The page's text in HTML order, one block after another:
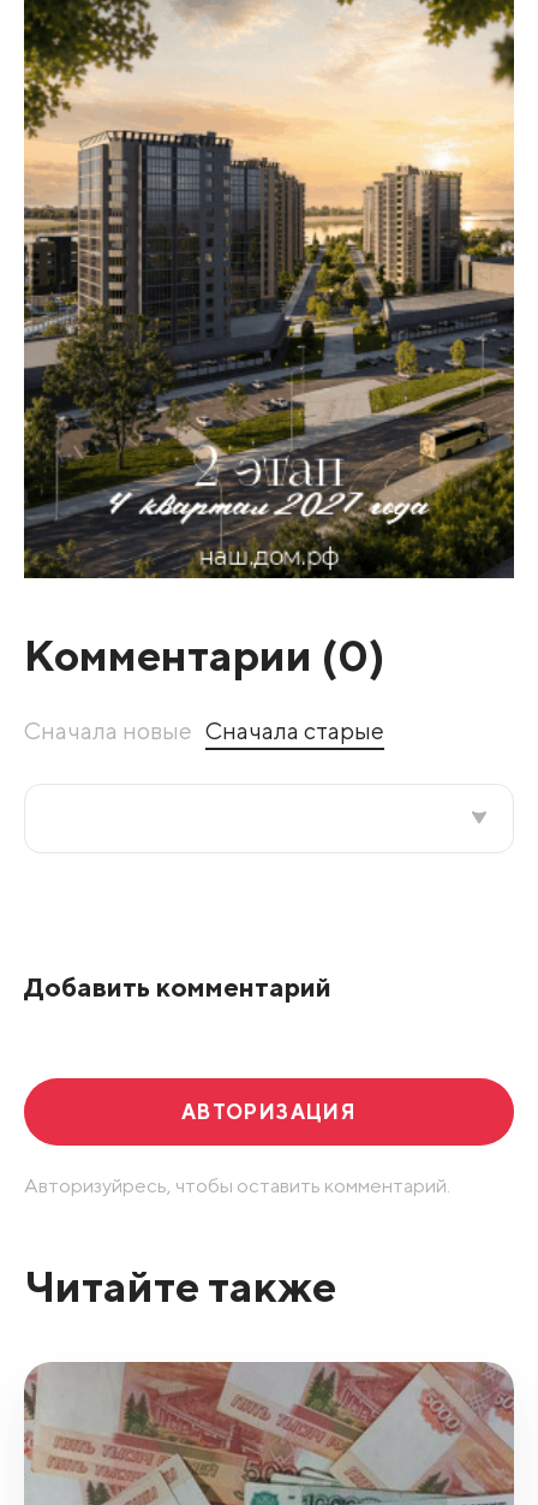
Комментарии (0)
Сначала новые Сначала старые
Добавить комментарий
АВТОРИЗАЦИЯ
Авторизуйресь, чтобы оставить комментарий.
Читайте также